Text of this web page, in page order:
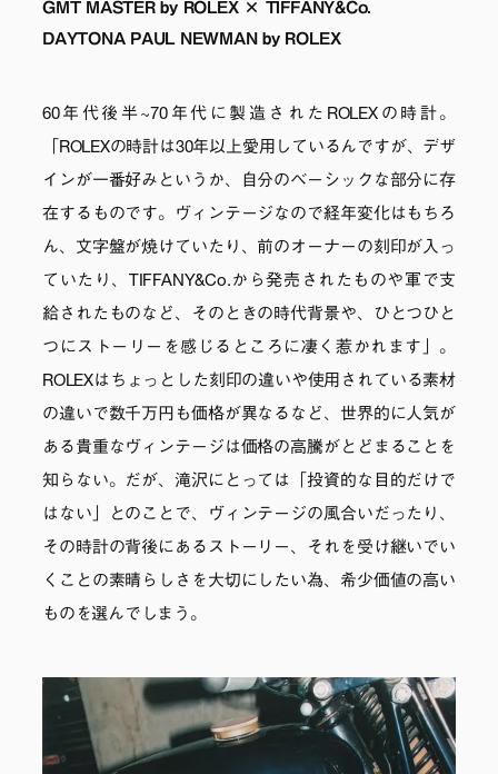
GMT MASTER by ROLEX × TIFFANY&Co.
DAYTONA PAUL NEWMAN by ROLEX
60年代後半~70年代に製造されたROLEXの時計。
「ROLEXの時計は30年以上愛用しているんですが、デザ
インが一番好みというか、自分のベーシックな部分に存
在するものです。ヴィンテージなので経年変化はもちろ
ん、文字盤が焼けていたり、前のオーナーの刻印が入っ
ていたり、TIFFANY&Co.から発売されたものや軍で支
給されたものなど、そのときの時代背景や、ひとつひと
つにストーリーを感じるところに凄く惹かれます」。
ROLEXはちょっとした刻印の違いや使用されている素材
の違いで数千万円も価格が異なるなど、世界的に人気が
ある貴重なヴィンテージは価格の高騰がとどまることを
知らない。だが、滝沢にとっては「投資的な目的だけで
はない」とのことで、ヴィンテージの風合いだったり、
その時計の背後にあるストーリー、それを受け継いでい
くことの素晴らしさを大切にしたい為、希少価値の高い
ものを選んでしまう。